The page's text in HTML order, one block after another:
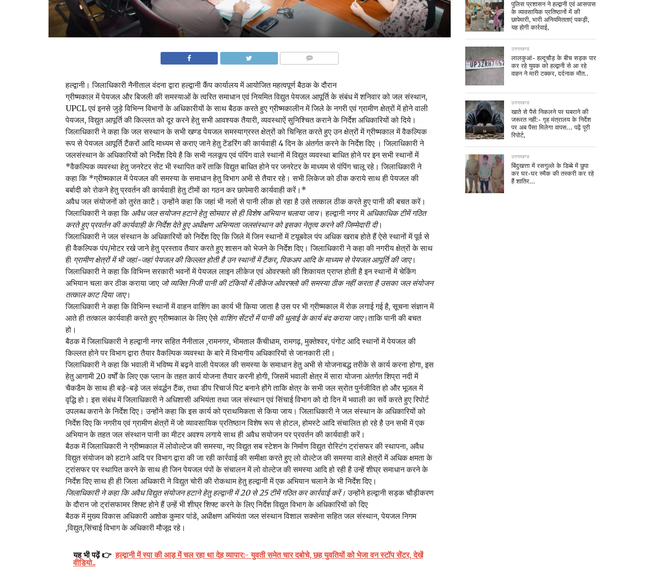
हल्द्वानी। जिलाधिकारी नैनीताल वंदना द्वारा हल्द्वानी कैंप कार्यालय में आयोजित महत्वपूर्ण बैठक के दौरान
ग्रीष्मकाल में पेयजल और बिजली की समस्याओं के त्वरित समाधान एवं नियमित विद्युत पेयजल आपूर्ति के संबंध में शनिवार को जल संस्थान,
UPCL एवं इनसे जुड़े विभिन्न विभागों के अधिकारीयों के साथ बैठक करते हुए ग्रीष्मकालीन में जिले के नगरी एवं ग्रामीण क्षेत्रों में होने वाली
पेयजल, विद्युत आपूर्ति की किल्लत को दूर करने हेतु सभी आवश्यक तैयारी, व्यवस्थाऐं सुनिश्चित कराने के निर्देश अधिकारियों को दिये।
जिलाधिकारी ने कहा कि जल सस्थान के सभी खण्ड पेयजल समस्याग्रस्त क्षेत्रों को चिन्हित करते हुए उन क्षेत्रों में ग्रीष्मकाल में वैकल्पिक
रूप से पेयजल आपूर्ति टैंकरों आदि माध्यम से कराए जाने हेतु टेंडरिंग की कार्यवाही 4 दिन के अंतर्गत करने के निर्देश दिए । जिलाधिकारी ने
जलसंस्थान के अधिकारियों को निर्देश दिये है कि सभी नलकूप एवं पंपिंग वाले स्थानों में विद्युत व्यवस्था बाधित होने पर इन सभी स्थानों में
*वैकल्पिक व्यवस्था हेतु जनरेटर सेट भी स्थापित करें ताकि विद्युत बाधित होने पर जनरेटर के माध्यम से पंपिंग चालू रहे। जिलाधिकारी ने
कहा कि *ग्रीष्मकाल में पेयजल की समस्या के समाधान हेतु विभाग अभी से तैयार रहे। सभी लिकेज को ठीक कराये साथ ही पेयजल की
बर्बादी को रोकने हेतु प्रवर्तन की कार्यवाही हेतु टीमों का गठन कर छापेमारी कार्यवाही करें।*
अवैध जल संयोजनों को तुरंत काटै। उन्होंने कहा कि जहां भी नलों से पानी लीक हो रहा है उसे तत्काल ठीक करते हुए पानी की बचत करें।
जिलाधिकारी ने कहा कि अवैध जल सयोजन हटाने हेतु सोमवार से ही विशेष अभियान चलाया जाय। हल्द्वानी नगर में अधिकाधिक टीमें गठित
करते हुए प्रवर्तन की कार्यवाही के निर्देश देते हुए अधीक्षण अभिन्यता जलसंस्थान को इसका नेतृत्व करने की जिम्मेदारी दी।
जिलाधिकारी ने जल संस्थान के अधिकारियों को निर्देश दिए कि जिले में जिन स्थानों में टयूबवेल पंप अधिक खराब होते हैं ऐसे स्थानों में पूर्व से
ही वैकल्पिक पंप/मोटर रखे जाने हेतु प्रस्ताव तैयार करते हुए शासन को भेजने के निर्देश दिए। जिलाधिकारी ने कहा की नगरीय क्षेत्रों के साथ
ही ग्रामीण क्षेत्रों में भी जहां-जहां पेयजल की किल्लत होती है उन स्थानों में टैंकर, पिकअप आदि के माध्यम से पेयजल आपूर्ति की जाए।
जिलाधिकारी ने कहा कि विभिन्न सरकारी भवनों में पेयजल लाइन लीकेज एवं ओवरफ्लो की शिकायत प्राप्त होती है इन स्थानों में चेकिंग
अभियान चला कर ठीक कराया जाए जो व्यक्ति निजी पानी की टंकियों में लीकेज ओवरफ्लो की समस्या ठीक नहीं करता है उसका जल संयोजन
तत्काल काट दिया जाए।
जिलाधिकारी ने कहा कि विभिन्न स्थानों में वाहन वाशिंग का कार्य भी किया जाता है उस पर भी ग्रीष्मकाल में रोक लगाई गई है, सूचना संज्ञान में
आते ही तत्काल कार्यवाही करते हुए ग्रीष्मकाल के लिए ऐसे वाशिंग सेंटरों में पानी की धुलाई के कार्य बंद कराया जाए।ताकि पानी की बचत
हो।
बैठक में जिलाधिकारी ने हल्द्वानी नगर सहित नैनीताल ,रामनगर, भीमताल कैंचीधाम, रामगढ़, मुक्तेश्वर, पंगोट आदि स्थानों में पेयजल की
किल्लत होने पर विभाग द्वारा तैयार वैकल्पिक व्यवस्था के बारे में विभागीय अधिकारियों से जानकारी ली।
जिलाधिकारी ने कहा कि भवाली में भविष्य में बढ़ने वाली पेयजल की समस्या के समाधान हेतु अभी से योजनाबद्ध तरीके से कार्य करना होगा, इस
हेतु आगामी 20 वर्षों के लिए एक प्लान के तहत कार्य योजना तैयार करनी होगी, जिसमें भवाली क्षेत्र में सारा योजना अंतर्गत शिप्रा नदी में
चैकडैम के साथ ही बड़े-बड़े जल संवर्द्धन टैंक, तथा डीप रिचार्ज पिट बनाने होंगे ताकि क्षेत्र के सभी जल स्रोत पुर्नजीवित हो और भूजल में
वृद्धि हो। इस संबंध में जिलाधिकारी ने अधिशासी अभियंता तथा जल संस्थान एवं सिंचाई विभाग को दो दिन में भवाली का सर्वे करते हुए रिपोर्ट
उपलब्ध कराने के निर्देश दिए। उन्होंने कहा कि इस कार्य को प्राथमिकता से किया जाय। जिलाधिकारी ने जल संस्थान के अधिकारियों को
निर्देश दिए कि नगरीय एवं ग्रामीण क्षेत्रों में जो व्यावसायिक प्रतिष्ठान विशेष रूप से होटल, होमस्टे आदि संचालित हो रहे है उन सभी में एक
अभियान के तहत जल संस्थान पानी का मीटर अवश्य लगाये साथ ही अवैध सयोजन पर प्रवर्तन की कार्यवाही करें।
बैठक में जिलाधिकारी ने ग्रीष्मकाल में लोवोल्टेज की समस्या, नए विद्युत सब स्टेशन के निर्माण विद्युत रोस्टिंग ट्रांसफर की स्थापना, अवैध
विद्युत संयोजन को हटाने आदि पर विभाग द्वारा की जा रही कार्रवाई की समीक्षा करते हुए लो वोल्टेज की समस्या वाले क्षेत्रों में अधिक क्षमता के
ट्रांसफर पर स्थापित करने के साथ ही जिन पेयजल पंपों के संचालन में लो वोल्टेज की समस्या आदि हो रही है उन्हें शीघ्र समाधान करने के
निर्देश दिए साथ ही ही जिला अधिकारी ने विद्युत चोरी की रोकथाम हेतु हल्द्वानी में एक अभियान चलाने के भी निर्देश दिए।
जिलाधिकारी ने कहा कि अवैध विद्युत संयोजन हटाने हेतु हल्द्वानी में 20 से 25 टीमें गठित कर कार्रवाई करें। उन्होंने हल्द्वानी सड़क चौड़ीकरण
के दौरान जो ट्रांसफामर शिफ्ट होने हैं उन्हें भी शीघ्र शिफ्ट करने के लिए निर्देश विद्युत विभाग के अधिकारियों को दिए
बैठक में मुख्य विकास अधिकारी अशोक कुमार पांडे, अधीक्षण अभियंता जल संस्थान विशाल सक्सेना सहित जल संस्थान, पेयजल निगम
,विद्युत,सिंचाई विभाग के अधिकारी मौजूद रहे।
यह भी पढ़ें 👉 हल्द्वानी में स्पा की आड़ में चल रहा था देह व्यापार:- युवती समेत चार दबोचे, छह युवतियों को भेजा वन स्टॉप सेंटर, देखें
वीडियो..
पुलिस प्रशासन ने हल्द्वानी एवं आसपास
के व्यावसायिक प्रतिष्ठानों में की
छापेमारी, भारी अनियमितताएं पकड़ी,
यह होगी कार्रवाई,
उत्तराखण्ड
लालकुआं- हल्दूचौड़ के बीच सड़क पार
कर रहे युवक को हल्द्वानी से आ रहे
वाहन ने मारी टक्कर, दर्दनाक मौत..
उत्तराखण्ड
खाते से पैसे निकलने पर घबराने की
जरूरत नहीं:- गृह मंत्रालय के निर्देश
पर अब पैसा मिलेगा वापस… पढ़ें पूरी
रिपोर्ट,
उत्तराखण्ड
बिंदुखत्ता में रसगुल्ले के डिब्बे में छुपा
कर घर-घर स्मैक की तस्करी कर रहे
हैं शातिर…